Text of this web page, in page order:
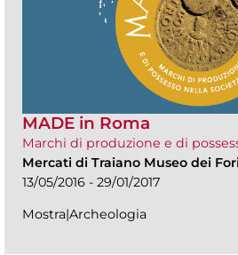
MADE in Roma
Marchi di produzione e di
Mercati di Traiano Museo dei
13/05/2016 - 29/01/2017
Mostra|Archeologia